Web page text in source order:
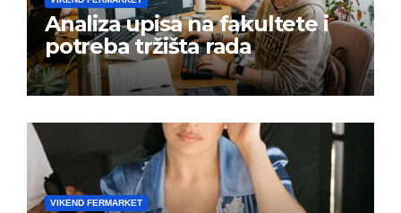
Analiza upisa na fakultete i
potreba tržišta rada
VIKEND FERMARKET